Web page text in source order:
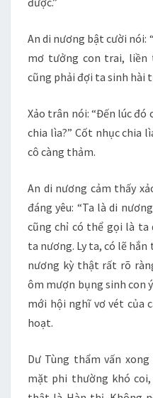
An di nương bật cười nói:
mơ tưởng con trai,
cũng phải đợi ta sinh hài
Xảo trân nói: “Đến lúc
chia lìa?” Cốt nhục chia
cô càng thảm.
An di nương cảm thấy
đáng yêu: “Ta là di
cũng chỉ có thể gọi là ta
ta nương. Ly ta, có lẽ hắn
nương kỳ thật rất rõ
ôm mượn bụng sinh con
mới hội nghĩ vơ vét của
hoạt.
Dư Tùng thẩm vấn
mặt phi thường khó